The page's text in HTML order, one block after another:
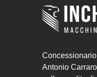
Antonio